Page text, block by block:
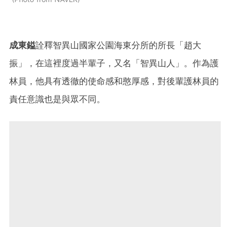
成東鎰詮釋智異山國家公園海東分所的所長「趙大
振」，在這裡度過半輩子，又名「智異山人」。作為護
林員，他具有透徹的使命感和憨厚感，對後輩護林員的
責任意識也是與眾不同。